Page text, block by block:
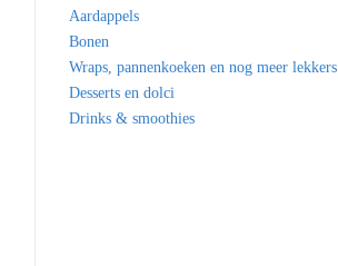
Aardappels
Bonen
Wraps, pannenkoeken en nog meer lekkers
Desserts en dolci
Drinks & smoothies